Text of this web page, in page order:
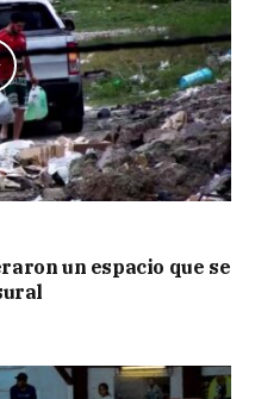
un espacio que se